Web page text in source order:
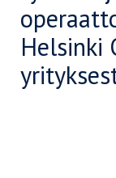
Helsinki